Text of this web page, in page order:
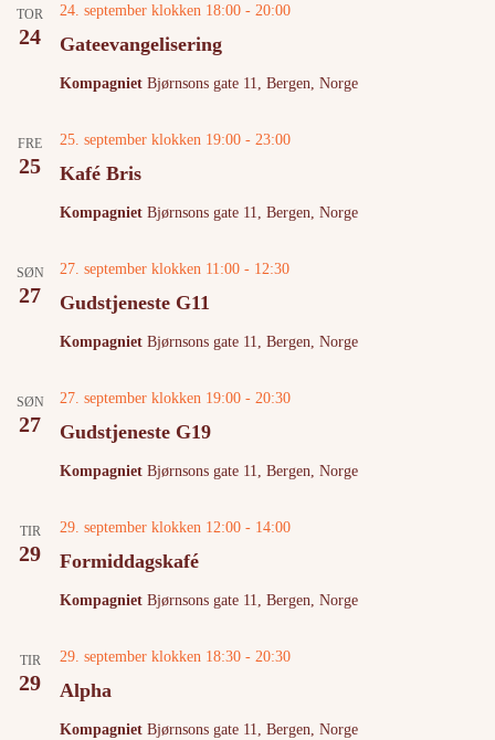
TOR
24 Gateevangelisering
24. september klokken 18:00 - 20:00
Kompagniet Bjørnsons gate 11, Bergen, Norge
FRE
25 Kafé Bris
25. september klokken 19:00 - 23:00
Kompagniet Bjørnsons gate 11, Bergen, Norge
SØN
27 Gudstjeneste G11
27. september klokken 11:00 - 12:30
Kompagniet Bjørnsons gate 11, Bergen, Norge
SØN
27 Gudstjeneste G19
27. september klokken 19:00 - 20:30
Kompagniet Bjørnsons gate 11, Bergen, Norge
TIR
29 Formiddagskafé
29. september klokken 12:00 - 14:00
Kompagniet Bjørnsons gate 11, Bergen, Norge
TIR
29 Alpha
29. september klokken 18:30 - 20:30
Kompagniet Bjørnsons gate 11, Bergen, Norge